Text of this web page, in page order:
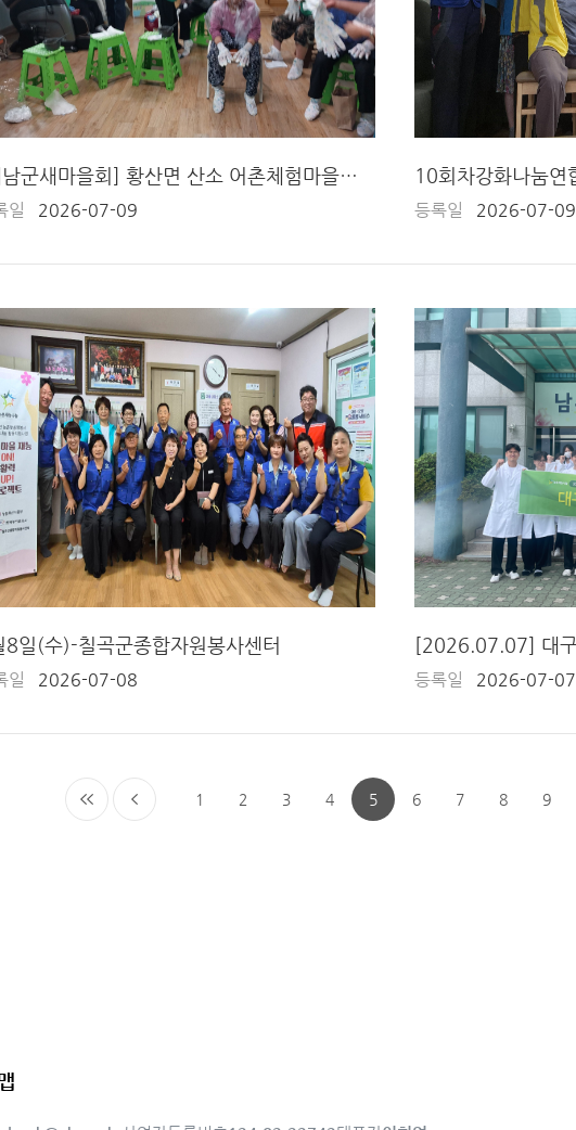
[해남군새마을회] 황산면 산소 어촌체험마을에서 "함께 잇는 따뜻한 해남 만들기"
일 2026-07-09 등록일 2026-07-09
8일(수)-칠곡군종합자원봉사센터
일 2026-07-08 등록일 2026-07-07
1 2 3 4 5 6 7 8 9